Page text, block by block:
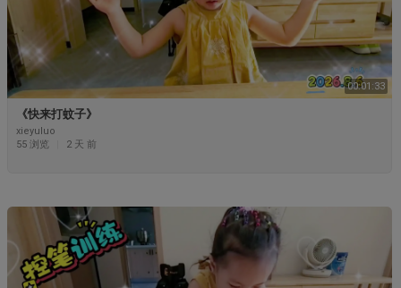
00:01:33
《快来打蚊子》
xieyuluo
55 浏览
2 天 前